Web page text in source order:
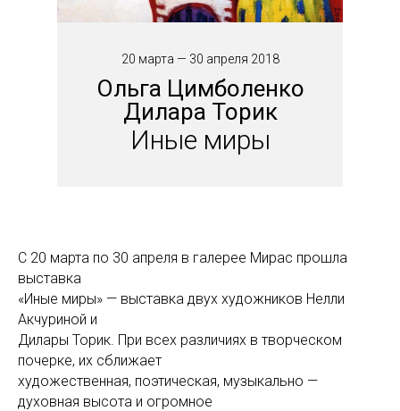
20 марта — 30 апреля 2018
Ольга Цимболенко
Дилара Торик
Иные миры
С 20 марта по 30 апреля в галерее Мирас прошла
выставка
«Иные миры» — выставка двух художников Нелли
Акчуриной и
Дилары Торик. При всех различиях в творческом
почерке, их сближает
художественная, поэтическая, музыкально —
духовная высота и огромное